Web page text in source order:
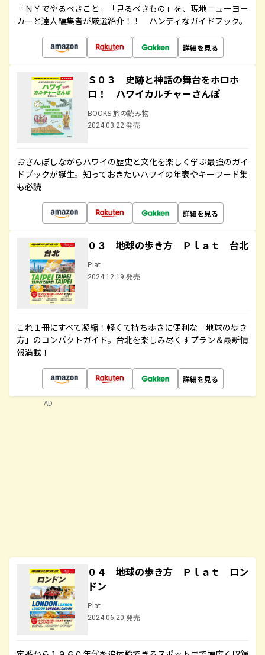
「ＮＹでやるべきこと」「見るべきもの」を、現地ニューヨー
カーと達人編集者が厳選紹介！！ ハンディなガイドブック。
詳細を見る
Ｓ０３ 史跡と神話の舞台をホロホ
ロ！ ハワイカルチャーさんぽ
BOOKS 旅の読み物
2024.03.22 発売
おさんぽしながらハワイの歴史と文化を楽しく学ぶ最強のガイ
ドブックが誕生。知っておきたいハワイの年表やキーワード集
も必読
詳細を見る
０３ 地球の歩き方 Ｐｌａｔ 台北
Plat
2024.12.19 発売
これ１冊にすべて凝縮！軽くて持ち歩きに便利な「地球の歩き
方」のコンパクトガイド。台北を楽しみ尽くすプラン＆最新情
報満載！
詳細を見る
０４ 地球の歩き方 Ｐｌａｔ ロン
ドン
Plat
2024.06.20 発売
AD